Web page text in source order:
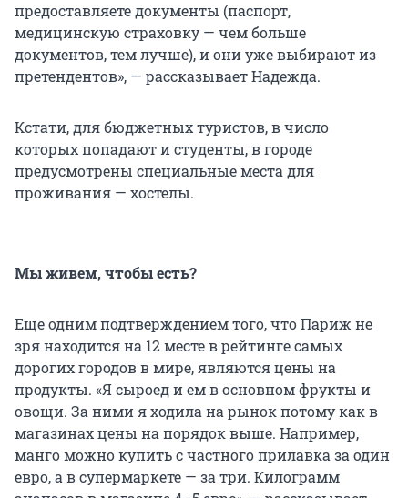
предоставляете документы (паспорт,
медицинскую страховку — чем больше
документов, тем лучше), и они уже выбирают из
претендентов», — рассказывает Надежда.
Кстати, для бюджетных туристов, в число
которых попадают и студенты, в городе
предусмотрены специальные места для
проживания — хостелы.
Мыживем, чтобы есть?
Еще одним подтверждением того, что Париж не
зря находится на 12 месте в рейтинге самых
дорогих городов в мире, являются цены на
продукты. «Я сыроед и ем в основном фрукты и
овощи. За ними я ходила на рынок потому как в
магазинах цены на порядок выше. Например,
манго можно купить с частного прилавка за один
евро, а в супермаркете — за три. Килограмм